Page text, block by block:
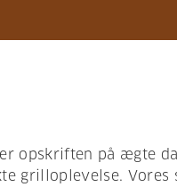
opskriften på ægte
grilloplevelse.